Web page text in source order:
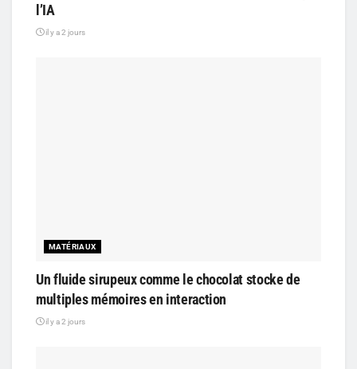
l’IA
il y a 2 jours
MATÉRIAUX
Un fluide sirupeux comme le chocolat stocke de
multiples mémoires en interaction
il y a 2 jours